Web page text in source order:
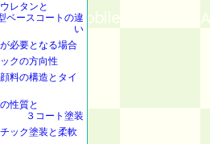
レタンと
ベースコートの違
い
必要となる場合
クの方向性
料の構造とタイ
性質と
３コート塗装
ック塗装と柔軟